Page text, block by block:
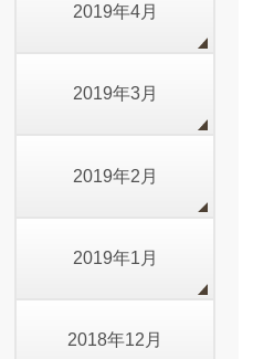
2019年4月
2019年3月
2019年2月
2019年1月
2018年12月